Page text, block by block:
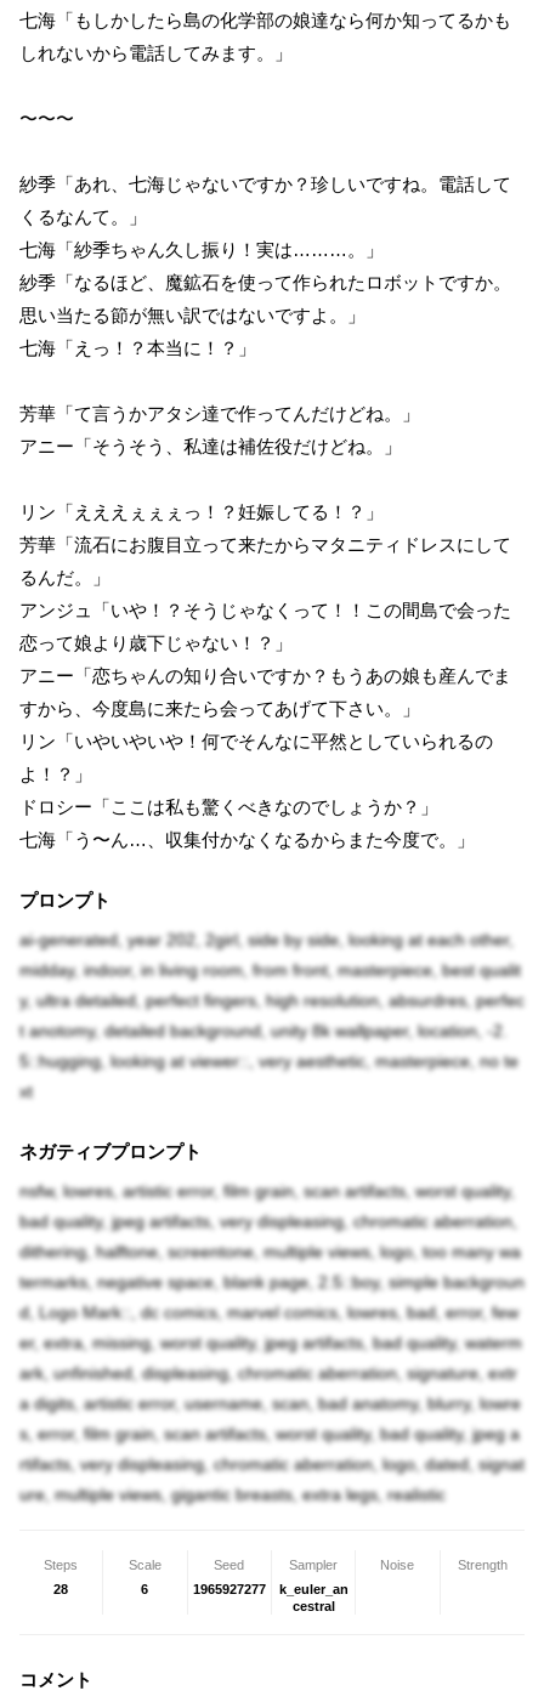
七海「もしかしたら島の化学部の娘達なら何か知ってるかも
しれないから電話してみます。」
〜〜〜
紗季「あれ、七海じゃないですか？珍しいですね。電話して
くるなんて。」
七海「紗季ちゃん久し振り！実は………。」
紗季「なるほど、魔鉱石を使って作られたロボットですか。
思い当たる節が無い訳ではないですよ。」
七海「えっ！？本当に！？」
芳華「て言うかアタシ達で作ってんだけどね。」
アニー「そうそう、私達は補佐役だけどね。」
リン「えええぇぇぇっ！？妊娠してる！？」
芳華「流石にお腹目立って来たからマタニティドレスにして
るんだ。」
アンジュ「いや！？そうじゃなくって！！この間島で会った
恋って娘より歳下じゃない！？」
アニー「恋ちゃんの知り合いですか？もうあの娘も産んでま
すから、今度島に来たら会ってあげて下さい。」
リン「いやいやいや！何でそんなに平然としていられるの
よ！？」
ドロシー「ここは私も驚くべきなのでしょうか？」
七海「う〜ん…、収集付かなくなるからまた今度で。」
プロンプト
ai-generated, year 202, 2girl, side by side, looking at each other,
midday, indoor, in living room, from front, masterpiece, best qualit
y, ultra detailed, perfect fingers, high resolution, absurdres, perfec
t anotomy, detailed background, unity 8k wallpaper, location, -2.
5::hugging, looking at viewer::, very aesthetic, masterpiece, no te
xt
ネガティブプロンプト
nsfw, lowres, artistic error, film grain, scan artifacts, worst quality,
bad quality, jpeg artifacts, very displeasing, chromatic aberration,
dithering, halftone, screentone, multiple views, logo, too many wa
termarks, negative space, blank page, 2.5::boy, simple backgroun
d, Logo Mark::, dc comics, marvel comics, lowres, bad, error, few
er, extra, missing, worst quality, jpeg artifacts, bad quality, waterm
ark, unfinished, displeasing, chromatic aberration, signature, extr
a digits, artistic error, username, scan, bad anatomy, blurry, lowre
s, error, film grain, scan artifacts, worst quality, bad quality, jpeg a
rtifacts, very displeasing, chromatic aberration, logo, dated, signat
ure, multiple views, gigantic breasts, extra legs, realistic
Steps
28
Scale
6
Seed
1965927277
Sampler
k_euler_an
cestral
Noise Strength
コメント